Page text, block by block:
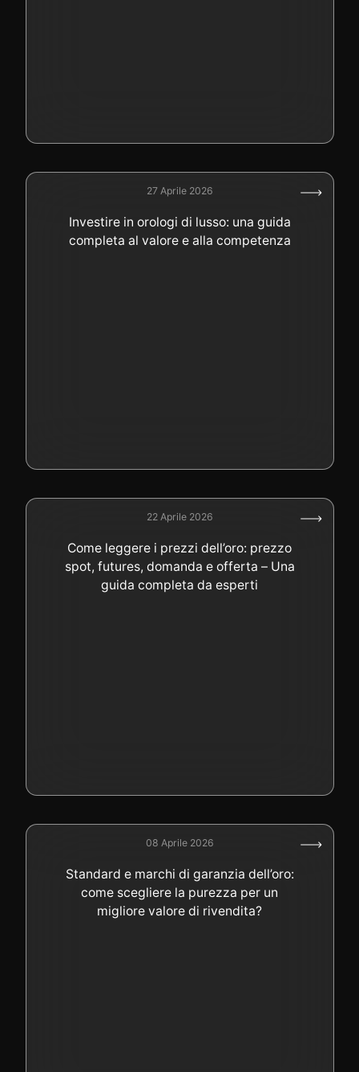
27 Aprile 2026
Investire in orologi di lusso: una guida
completa al valore e alla competenza
22 Aprile 2026
Come leggere i prezzi dell’oro: prezzo
spot, futures, domanda e offerta – Una
guida completa da esperti
08 Aprile 2026
Standard e marchi di garanzia dell’oro:
come scegliere la purezza per un
migliore valore di rivendita?